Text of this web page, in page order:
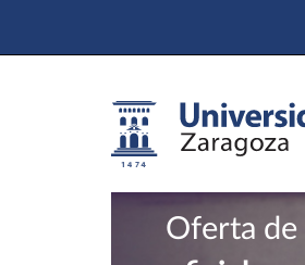
Oferta de